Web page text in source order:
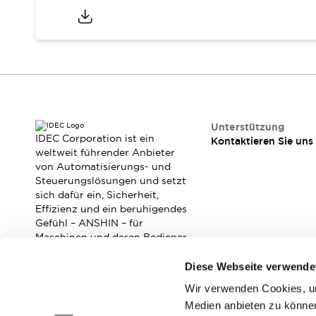
Diese Webseite
Wir verwenden Cookies,
Medien anbieten zu
Veranstaltungen / Seminare
Unterstützung
Kontaktieren Sie uns
Online Händler
IDEC Corporation ist ein
weltweit führender Anbieter
von Automatisierungs- und
Steuerungslösungen und setzt
sich dafür ein, Sicherheit,
Effizienz und ein beruhigendes
Gefühl – ANSHIN – für
Maschinen und deren Bediener
Unterstützung
Kontaktieren Sie uns
Abonnieren Sie unseren Newsletter!